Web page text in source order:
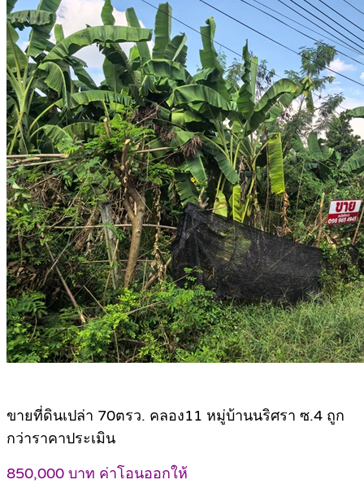
ขายที่ดินเปล่า 70ตรว. คลอง11 หมู่บ้านนริศรา ซ.4 ถูก
กว่าราคาประเมิน
850,000 บาท ค่าโอนออกให้